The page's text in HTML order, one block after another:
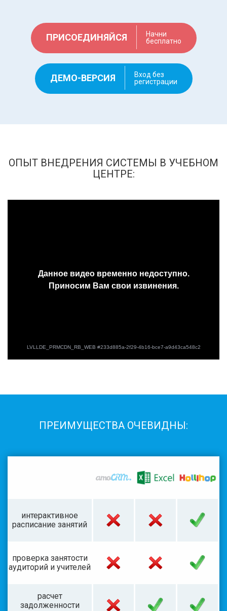
ПРИСОЕДИНЯЙСЯ
Начни
бесплатно
ДЕМО-ВЕРСИЯ
Вход без
регистрации
ОПЫТ ВНЕДРЕНИЯ СИСТЕМЫ В УЧЕБНОМ
ЦЕНТРЕ:
ПРЕИМУЩЕСТВА ОЧЕВИДНЫ:
интерактивное
расписание занятий
проверка занятости
аудиторий и учителей
расчет
задолженности